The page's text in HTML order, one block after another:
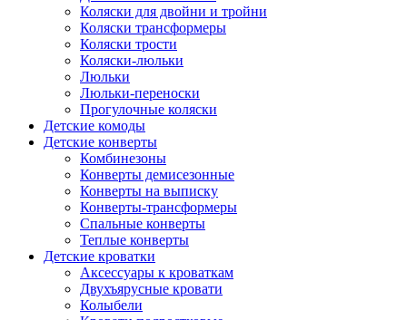
Коляски для двойни и тройни
Коляски трансформеры
Коляски трости
Коляски-люльки
Люльки
Люльки-переноски
Прогулочные коляски
Детские комоды
Детские конверты
Комбинезоны
Конверты демисезонные
Конверты на выписку
Конверты-трансформеры
Спальные конверты
Теплые конверты
Детские кроватки
Аксессуары к кроваткам
Двухъярусные кровати
Колыбели